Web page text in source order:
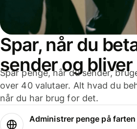
Spar, når du
sender og
Spar penge, når du sender,
over 40 valutaer. Alt hvad du
når du har brug for det.
Administrer penge på